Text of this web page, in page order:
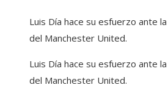
Luis Día hace su esfuerzo ante
del Manchester United.
Luis Día hace su esfuerzo ante
del Manchester United.